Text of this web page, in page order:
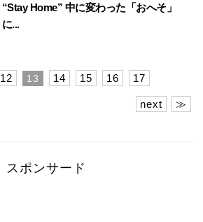
“Stay Home” 中に変わった「おへそ」
に...
12 13 14 15 16 17
next ≫
スポンサード